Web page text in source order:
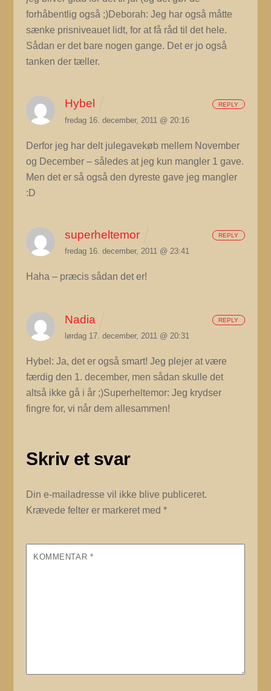
forhåbentlig også ;)Deborah: Jeg har også måtte
sænke prisniveauet lidt, for at få råd til det hele.
Sådan er det bare nogen gange. Det er jo også
tanken der tæller.
Hybel
fredag 16. december, 2011 @ 20:16
Derfor jeg har delt julegavekøb mellem November
og December – således at jeg kun mangler 1 gave.
Men det er så også den dyreste gave jeg mangler
:D
REPLY
superheltemor
fredag 16. december, 2011 @ 23:41
Haha – præcis sådan det er!
REPLY
Nadia
lørdag 17. december, 2011 @ 20:31
Hybel: Ja, det er også smart! Jeg plejer at være
færdig den 1. december, men sådan skulle det
altså ikke gå i år ;)Superheltemor: Jeg krydser
fingre for, vi når dem allesammen!
REPLY
Skriv et svar
Din e-mailadresse vil ikke blive publiceret.
Krævede felter er markeret med*
KOMMENTAR *